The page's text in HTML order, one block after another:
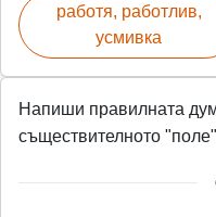
работя, работлив,
усмивка
Напиши правилната
съществителното